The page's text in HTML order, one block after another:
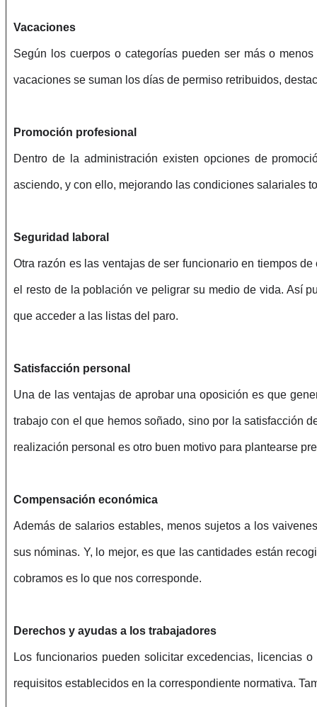
Vacaciones
Según los cuerpos o categorías pueden ser más o
vacaciones se suman los días de permiso retribuidos,
Promoción profesional
Dentro de la administración existen opciones de
asciendo, y con ello, mejorando las condiciones salariales
Seguridad laboral
Otra razón es las ventajas de ser funcionario en tiempos
el resto de la población ve peligrar su medio de vida. Así
que acceder a las listas del paro.
Satisfacción personal
Una de las ventajas de aprobar una oposición es que
trabajo con el que hemos soñado, sino por la satisfacción
realización personal es otro buen motivo para plantearse
Compensación económica
Además de salarios estables, menos sujetos a los
sus nóminas. Y, lo mejor, es que las cantidades están
cobramos es lo que nos corresponde.
Derechos y ayudas a los trabajadores
Los funcionarios pueden solicitar excedencias, licencias
requisitos establecidos en la correspondiente normativa.